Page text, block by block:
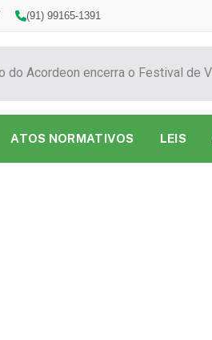
(91) 99165-1391
ATOS NORMATIVOS LEIS